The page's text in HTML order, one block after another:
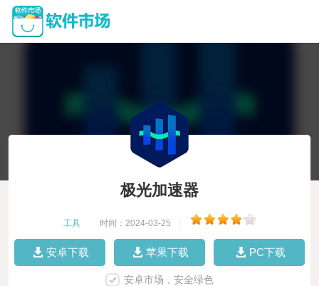
极光加速器
工具 时间：2024-03-25
安卓下载 苹果下载 PC下载
安卓市场，安全绿色